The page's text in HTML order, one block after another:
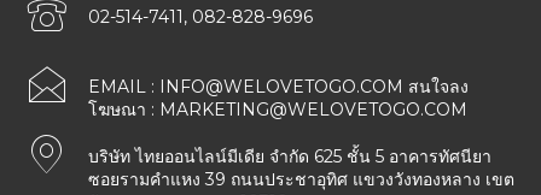
02-514-7411, 082-828-9696
EMAIL : INFO@WELOVETOGO.COM สนใจลง
โฆษณา : MARKETING@WELOVETOGO.COM
บริษัท ไทยออนไลน์มีเดีย จำกัด 625 ชั้น 5 อาคารทัศนียา
ซอยรามคำแหง 39 ถนนประชาอุทิศ แขวงวังทองหลาง เขต